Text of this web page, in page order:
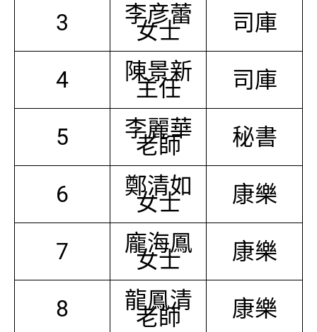
3 李彦蕾
女士 司庫
4 陳景新
主任 司庫
5 李麗華
老師 秘書
6 鄭清如
女士 康樂
7 龐海鳳
女士 康樂
8 龍鳳清
老師 康樂